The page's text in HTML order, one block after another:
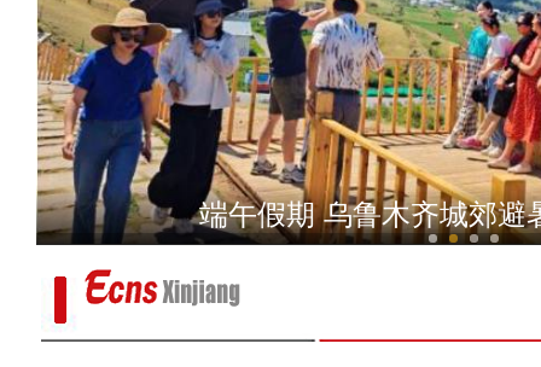
官方回应所谓新疆“强迫劳动”：此
端午假期 乌鲁木齐城郊避